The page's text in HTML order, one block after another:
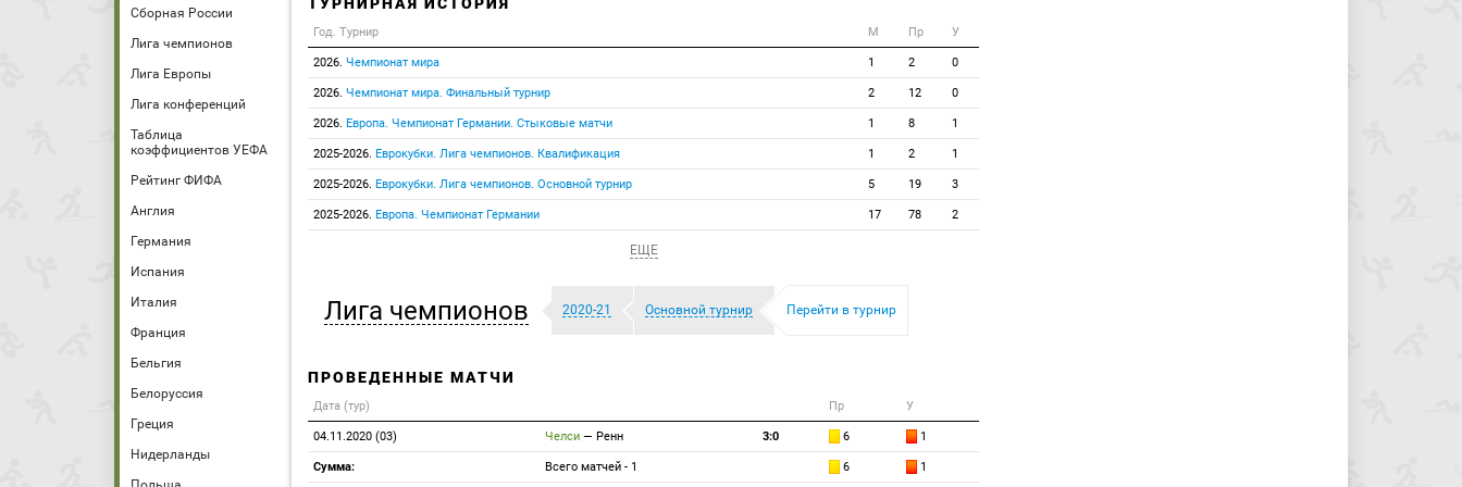
Сборная России
Лига чемпионов
Лига Европы
Лига конференций
Таблица
коэффициентов УЕФА
Рейтинг ФИФА
Англия
Германия
Испания
Италия
Франция
Бельгия
Белоруссия
Греция
Нидерланды
Год. Турнир М Пр У
2026. Чемпионат мира 1 2 0
2026. Чемпионат мира. Финальный турнир 2 12 0
2026. Европа. Чемпионат Германии. Стыковые матчи 1 8 1
2025-2026. Еврокубки. Лига чемпионов. Квалификация 1 2 1
2025-2026. Еврокубки. Лига чемпионов. Основной турнир 5 19 3
2025-2026. Европа. Чемпионат Германии 17 78 2
ЕЩЕ
Лига чемпионов 2020-21 Основной турнир Перейти в турнир
ПРОВЕДЕННЫЕ МАТЧИ
Дата (тур) Пр У
04.11.2020 (03) Челси — Ренн 3:0 6 1
Сумма: Всего матчей - 1 6 1